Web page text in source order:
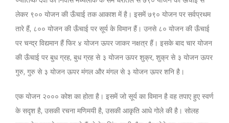
लेकर ९०० योजन की ऊँचाई तक आकाश में है। इसमें ७९० योजन पर सर्वप्रथम
तारे हैं, ८०० योजन की ऊँचाई पर सूर्य के विमान हैं। उनसे ८० योजन की ऊँचाई
पर चन्द्र विद्यमान हैं फिर ४ योजन ऊपर जाकर नक्षत्र हैं। इसके बाद चार योजन
की ऊँचाई पर बुध ग्रह, बुध ग्रह से ३ योजन ऊपर शुक्र, शुक्र से ३ योजन ऊपर
गुरु, गुरु से ३ योजन ऊपर मंगल और मंगल से ३ योजन ऊपर शनि है।
एक योजन २००० कोश का होता है। इसमें जो सूर्य का विमान है वह तपाए हुए स्वर्ण
के सदृश है, उसकी रचना मणिमयी है, उसकी आकृति आधे गोले की है। सोलह